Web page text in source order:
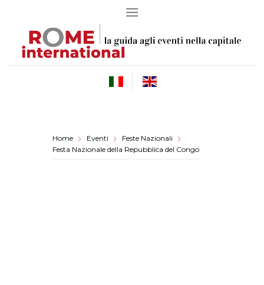
Home Eventi
Feste Nazionali
Festa Nazionale della Repubblica del Congo